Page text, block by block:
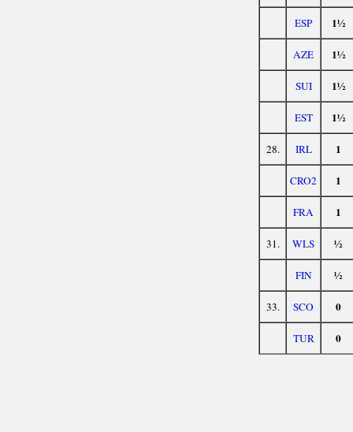
ESP 1½
AZE 1½
SUI 1½
EST 1½
28. IRL 1
CRO2 1
FRA 1
31. WLS ½
FIN ½
33. SCO 0
TUR 0